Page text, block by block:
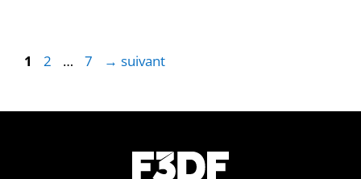
1 2 … 7 → suivant